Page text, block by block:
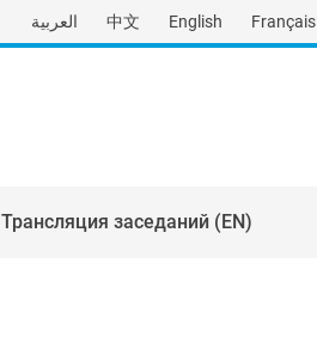
العربية 中文 English Français
Трансляция заседаний (EN)